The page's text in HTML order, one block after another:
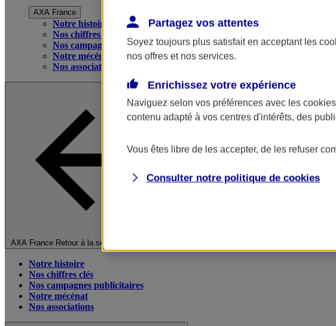
AXA France
Notre histoire
Nos chiffres clés
Nos campagnes publicitaires
Notre mécénat
Nos associations
AXA France Retour à la section précédente
Notre histoire
Nos chiffres clés
Nos campagnes publicitaires
Notre mécénat
Nos associations
Partagez vos attentes
Soyez toujours plus satisfait en acceptant les
nos offres et nos services.
Enrichissez votre expérience
Naviguez selon vos préférences avec les
contenu adapté à vos centres d'intérêts, des
Vous êtes libre de les accepter, de les refuser
Consulter notre politique de cookies